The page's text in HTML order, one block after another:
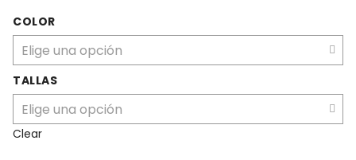
COLOR
TALLAS
Clear